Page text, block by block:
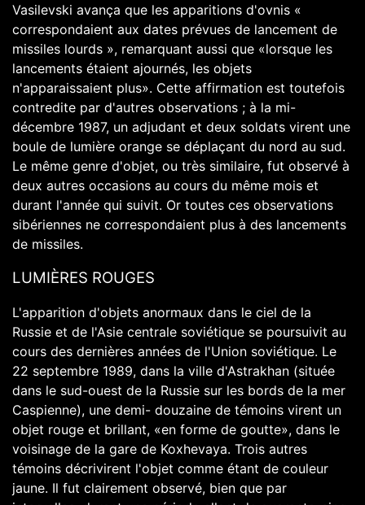
Vasilevski avança que les apparitions d'ovnis «
correspondaient aux dates prévues de lancement de
missiles lourds », remarquant aussi que «lorsque les
lancements étaient ajournés, les objets
n'apparaissaient plus». Cette affirmation est toutefois
contredite par d'autres observations ; à la mi-
décembre 1987, un adjudant et deux soldats virent une
boule de lumière orange se déplaçant du nord au sud.
Le même genre d'objet, ou très similaire, fut observé à
deux autres occasions au cours du même mois et
durant l'année qui suivit. Or toutes ces observations
sibériennes ne correspondaient plus à des lancements
de missiles.
LUMIÈRES ROUGES
L'apparition d'objets anormaux dans le ciel de la
Russie et de l'Asie centrale soviétique se poursuivit au
cours des dernières années de l'Union soviétique. Le
22 septembre 1989, dans la ville d'Astrakhan (située
dans le sud-ouest de la Russie sur les bords de la mer
Caspienne), une demi- douzaine de témoins virent un
objet rouge et brillant, «en forme de goutte», dans le
voisinage de la gare de Koxhevaya. Trois autres
témoins décrivirent l'objet comme étant de couleur
jaune. Il fut clairement observé, bien que par